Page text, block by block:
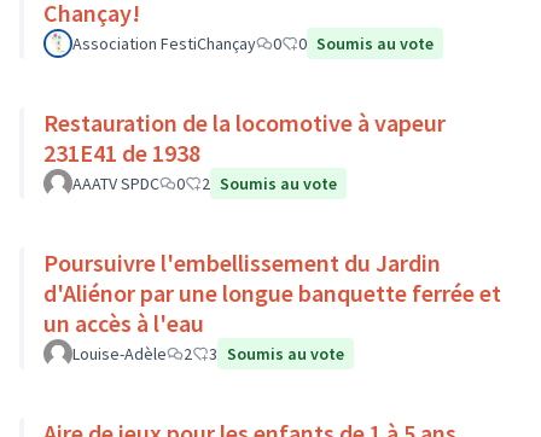
Chançay!
Association FestiChançay 0 0 Soumis au vote
Restauration de la locomotive à vapeur
231E41 de 1938
AAATV SPDC 0 2 Soumis au vote
Poursuivre l'embellissement du Jardin
d'Aliénor par une longue banquette ferrée et
un accès à l'eau
Louise-Adèle 2 3 Soumis au vote